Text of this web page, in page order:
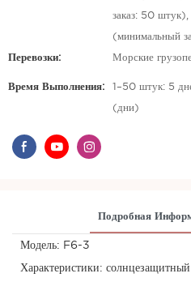
заказ: 50 штук),
(минимальный
Перевозки: Морские
Время Выполнения: 1–50 штук: 5
(дни)
Подробная
Модель: F6-3
Характеристики: